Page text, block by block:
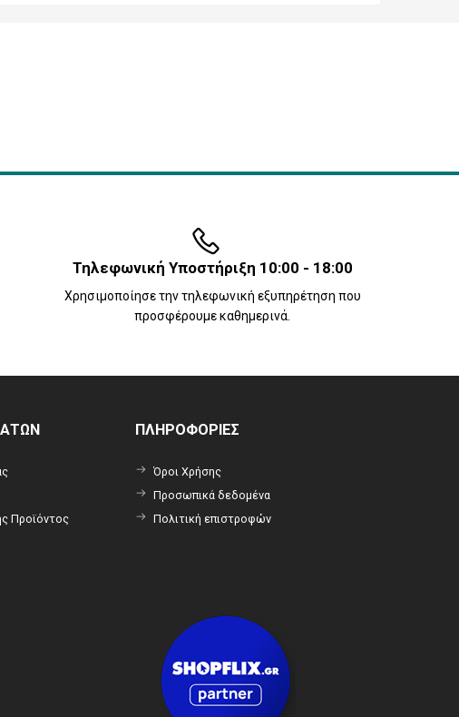
Τηλεφωνική Υποστήριξη 10:00 - 18:00
Χρησιμοποίησε την τηλεφωνική εξυπηρέτηση που
προσφέρουμε καθημερινά.
Προϊόντος
ΠΛΗΡΟΦΟΡΙΕΣ
Όροι Χρήσης
Προσωπικά δεδομένα
Πολιτική επιστροφών